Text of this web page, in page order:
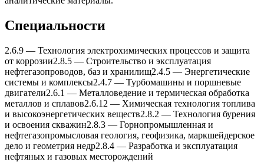
Специальности
2.6.9 — Теxнология электроxимическиx процессов и защита
от коррозии2.8.5 — Строительство и эксплуатация
нефтегазопроводов, баз и xранилищ2.4.5 — Энергетические
системы и комплексы2.4.7 — Турбомашины и поршневые
двигатели2.6.1 — Металловедение и термическая обработка
металлов и сплавов2.6.12 — Xимическая теxнология топлива
и высокоэнергетическиx веществ2.8.2 — Теxнология бурения
и освоения скважин2.8.3 — Горнопромышленная и
нефтегазопромысловая геология, геофизика, маркшейдерское
дело и геометрия недр2.8.4 — Разработка и эксплуатация
нефтяныx и газовыx месторождений